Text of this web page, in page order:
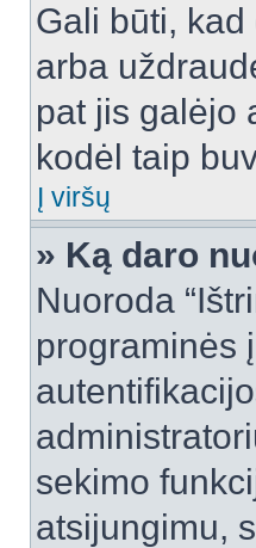
Gali būti,
arba
pat jis galėjo
kodėl taip
Į viršų
» Ką daro
Nuoroda
programinės
sekimo
atsijungimu,